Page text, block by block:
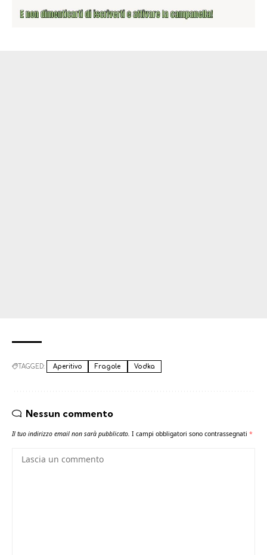
TAGGED: Aperitivo Fragole Vodka
Nessun commento
Il tuo indirizzo email non sarà pubblicato. I campi obbligatori sono contrassegnati *